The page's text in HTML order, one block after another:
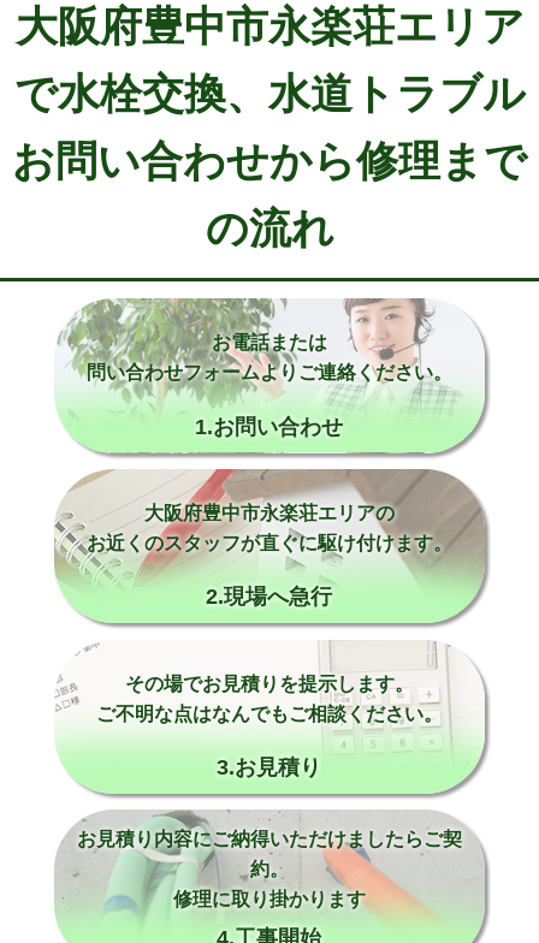
大阪府豊中市永楽荘エリア
で水栓交換、水道トラブル
お問い合わせから修理まで
の流れ
お電話または
問い合わせフォームよりご連絡ください。
1.お問い合わせ
大阪府豊中市永楽荘エリアの
お近くのスタッフが直ぐに駆け付けます。
2.現場へ急行
その場でお見積りを提示します。
ご不明な点はなんでもご相談ください。
3.お見積り
お見積り内容にご納得いただけましたらご契
約。
修理に取り掛かります
4.工事開始